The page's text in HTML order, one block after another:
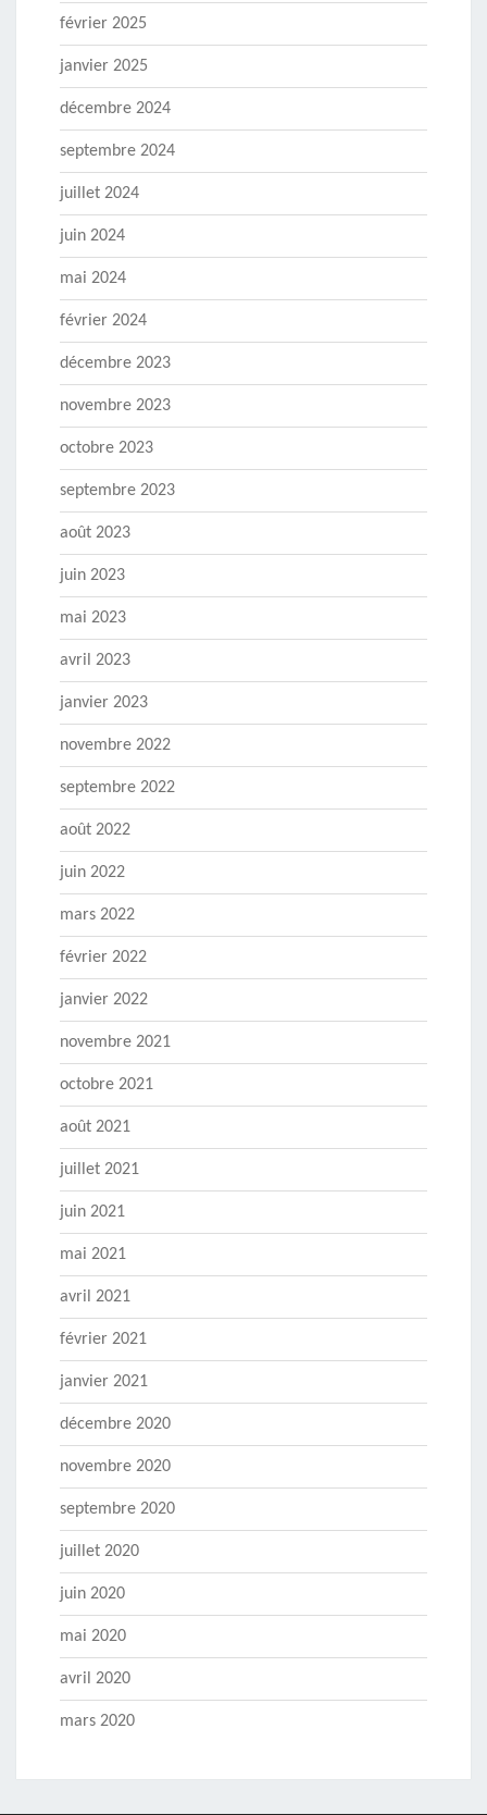
février 2025
janvier 2025
décembre 2024
septembre 2024
juillet 2024
juin 2024
mai 2024
février 2024
décembre 2023
novembre 2023
octobre 2023
septembre 2023
août 2023
juin 2023
mai 2023
avril 2023
janvier 2023
novembre 2022
septembre 2022
août 2022
juin 2022
mars 2022
février 2022
janvier 2022
novembre 2021
octobre 2021
août 2021
juillet 2021
juin 2021
mai 2021
avril 2021
février 2021
janvier 2021
décembre 2020
novembre 2020
septembre 2020
juillet 2020
juin 2020
mai 2020
avril 2020
mars 2020